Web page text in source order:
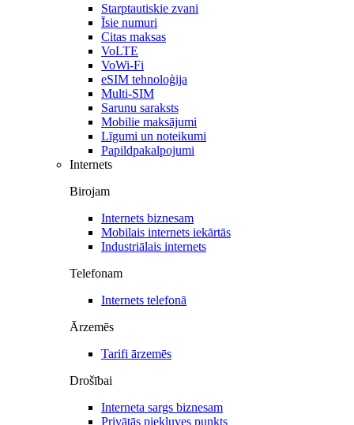
Starptautiskie zvani
Īsie numuri
Citas maksas
VoLTE
VoWi-Fi
eSIM tehnoloģija
Multi-SIM
Sarunu saraksts
Mobilie maksājumi
Līgumi un noteikumi
Papildpakalpojumi
Internets
Birojam
Internets biznesam
Mobilais internets iekārtās
Industriālais internets
Telefonam
Internets telefonā
Ārzemēs
Tarifi ārzemēs
Drošībai
Interneta sargs biznesam
Privātās piekļuves punkts